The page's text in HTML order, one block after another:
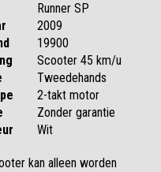
Runner SP
2009
19900
Scooter 45 km/u
Tweedehands
2-takt motor
Zonder garantie
Wit
kan alleen worden